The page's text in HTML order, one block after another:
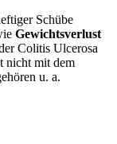
Schübe
Gewichtsverlust
Colitis Ulcerosa
nicht mit dem
u. a.